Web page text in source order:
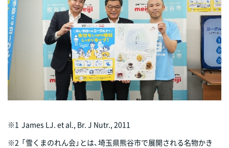
※1 James LJ. et al., Br. J Nutr., 2011
※2 「雪くまのれん会」とは、埼玉県熊谷市で展開される名物かき